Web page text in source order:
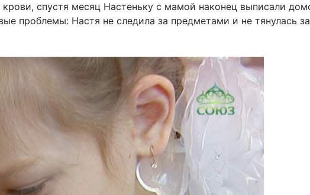
спустя месяц Настеньку с мамой наконец выписали
проблемы: Настя не следила за предметами и не тянулась за